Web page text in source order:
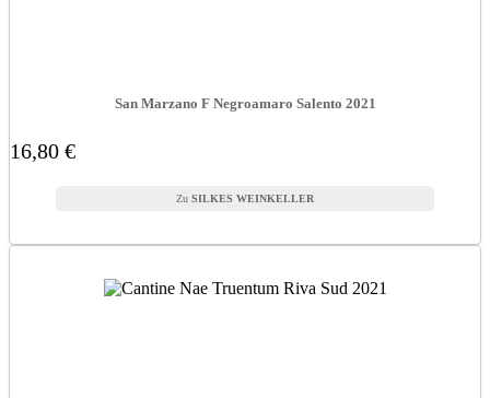
San Marzano F Negroamaro Salento 2021
16,80 €
SILKES WEINKELLER